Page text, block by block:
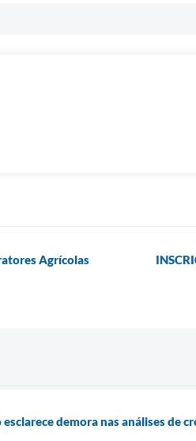
Agrícolas
demora nas análises de